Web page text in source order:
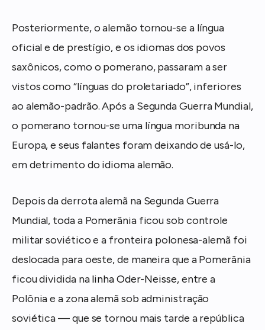
Posteriormente, o alemão tornou-se a língua
oficial e de prestígio, e os idiomas dos povos
saxônicos, como o pomerano, passaram a ser
vistos como “línguas do proletariado”, inferiores
ao alemão-padrão. Após a Segunda Guerra Mundial,
o pomerano tornou-se uma língua moribunda na
Europa, e seus falantes foram deixando de usá-lo,
em detrimento do idioma alemão.
Depois da derrota alemã na Segunda Guerra
Mundial, toda a Pomerânia ficou sob controle
militar soviético e a fronteira polonesa-alemã foi
deslocada para oeste, de maneira que a Pomerânia
ficou dividida nalinha Oder-Neisse, entre a
Polônia e a zona alemã sob administração
soviética — que se tornou mais tarde a república